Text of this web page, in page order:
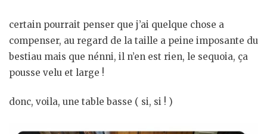
certain pourrait penser que j’ai quelque chose a
compenser, au regard de la taille a peine imposante du
bestiau mais que nénni, il n’en est rien, le sequoia, ça
pousse velu et large !
donc, voila, une table basse ( si, si ! )